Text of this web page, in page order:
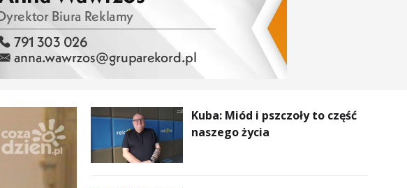
Kuba: Miód i pszczoły to część
naszego życia